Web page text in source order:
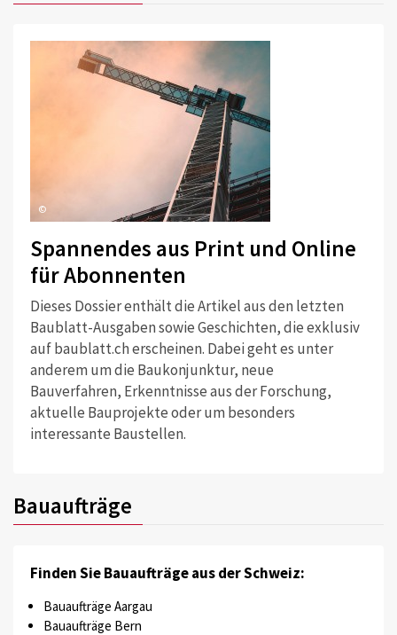
©
Spannendes aus Print und Online
für Abonnenten
Dieses Dossier enthält die Artikel aus den letzten
Baublatt-Ausgaben sowie Geschichten, die exklusiv
auf baublatt.ch erscheinen. Dabei geht es unter
anderem um die Baukonjunktur, neue
Bauverfahren, Erkenntnisse aus der Forschung,
aktuelle Bauprojekte oder um besonders
interessante Baustellen.
Bauaufträge
Finden Sie Bauaufträge aus der Schweiz:
Bauaufträge Aargau
Bauaufträge Bern